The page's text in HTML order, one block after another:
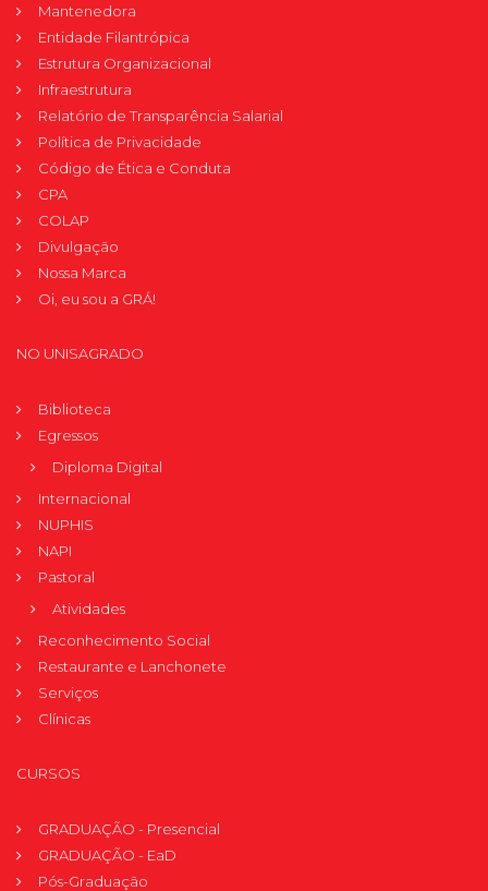
Mantenedora
Entidade Filantrópica
Estrutura Organizacional
Infraestrutura
Relatório de Transparência Salarial
Política de Privacidade
Código de Ética e Conduta
CPA
COLAP
Divulgação
Nossa Marca
Oi, eu sou a GRÁ!
NO UNISAGRADO
Biblioteca
Egressos
Diploma Digital
Internacional
NUPHIS
NAPI
Pastoral
Atividades
Reconhecimento Social
Restaurante e Lanchonete
Serviços
Clínicas
CURSOS
GRADUAÇÃO - Presencial
GRADUAÇÃO - EaD
Pós-Graduação